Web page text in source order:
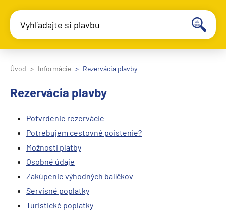
Vyhľadajte si plavbu
Úvod Informácie Rezervácia plavby
Rezervácia plavby
Potvrdenie rezervácie
Potrebujem cestovné poistenie?
Možnosti platby
Osobné údaje
Zakúpenie výhodných balíčkov
Servisné poplatky
Turistické poplatky